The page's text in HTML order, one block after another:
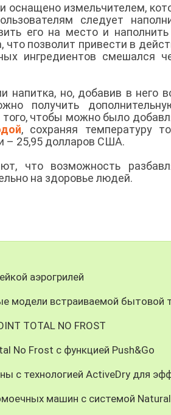
оснащено измельчителем,
следует
его на место и наполнить
позволит привести в
ингредиентов смешался
напитка, но, добавив в него
получить
чтобы можно было
, сохраняя температуру
– 25,95 долларов США.
что возможность
на здоровье людей.
аэрогрилей
модели встраиваемой бытовой
TOTAL NO FROST
No Frost c функцией Push&Go
с технологией ActiveDry для
машин с системой